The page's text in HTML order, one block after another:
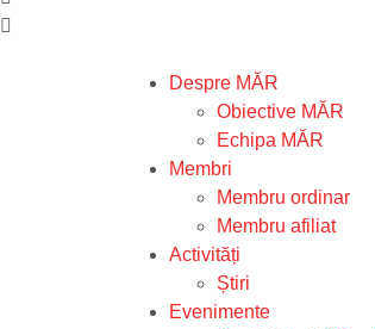
Despre MĂR
Obiective MĂR
Echipa MĂR
Membri
Membru ordinar
Membru afiliat
Activități
Știri
Evenimente